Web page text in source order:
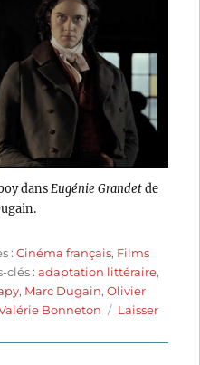
dans Eugénie Grandetde
:Cinéma français, Films
clés :adaptation littéraire,
, Marc Dugain,Olivier
Bonneton
Laisser